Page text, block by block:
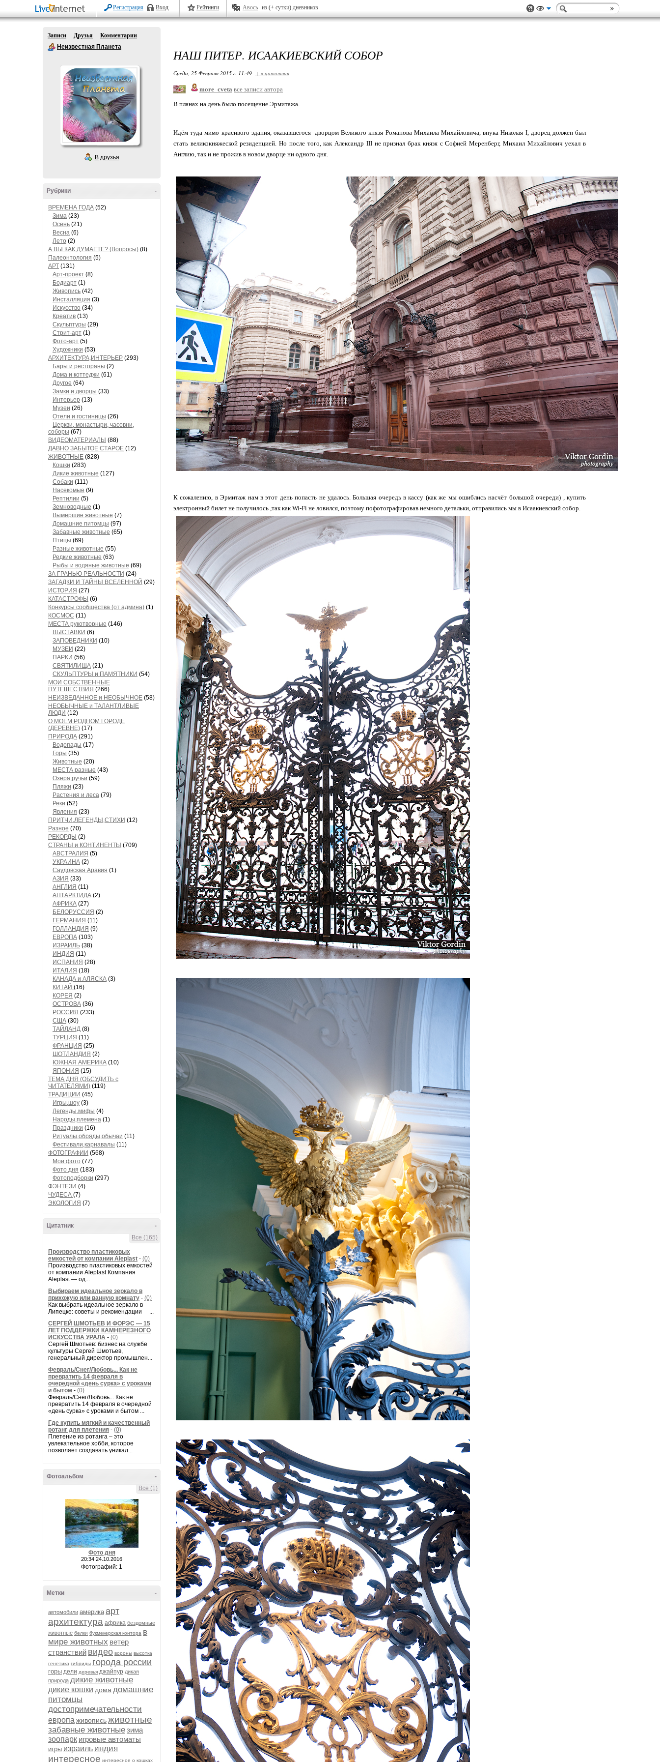
Регистрация Вход Рейтинги Авось из (+ сутки) дневников
Записи Друзья
Комментарии
Неизвестная Планета
В друзья
-
Рубрики
ВРЕМЕНА ГОДА (52)
Зима (23)
Осень (21)
Весна (6)
Лето (2)
А ВЫ КАК ДУМАЕТЕ? (Вопросы) (8)
Палеонтология (5)
АРТ (131)
Арт-проект (8)
Бодиарт (1)
Живопись (42)
Инсталляция (3)
Искусство (34)
Креатив (13)
Скульптуры (29)
Стрит-арт (1)
Фото-арт (5)
Художники (53)
АРХИТЕКТУРА,ИНТЕРЬЕР (293)
Бары и рестораны (2)
Дома и коттеджи (61)
Другое (64)
Замки и дворцы (33)
Интерьер (13)
Музеи (26)
Отели и гостиницы (26)
Церкви, монастыри, часовни,
соборы (67)
ВИДЕОМАТЕРИАЛЫ (88)
ДАВНО ЗАБЫТОЕ СТАРОЕ (12)
ЖИВОТНЫЕ (828)
Кошки (283)
Дикие животные (127)
Собаки (111)
Насекомые (9)
Рептилии (5)
Земноводные (1)
Вымершие животные (7)
Домашние питомцы (97)
Забавные животные (65)
Птицы (69)
Разные животные (55)
Редкие животные (63)
Рыбы и водяные животные (69)
ЗА ГРАНЬЮ РЕАЛЬНОСТИ (24)
ЗАГАДКИ И ТАЙНЫ ВСЕЛЕННОЙ (29)
ИСТОРИЯ (27)
КАТАСТРОФЫ (6)
Конкурсы сообщества (от админа) (1)
КОСМОС (11)
МЕСТА рукотворные (146)
ВЫСТАВКИ (6)
ЗАПОВЕДНИКИ (10)
МУЗЕИ (22)
ПАРКИ (56)
СВЯТИЛИЩА (21)
СКУЛЬПТУРЫ и ПАМЯТНИКИ (54)
МОИ СОБСТВЕННЫЕ
ПУТЕШЕСТВИЯ (266)
НЕИЗВЕДАННОЕ и НЕОБЫЧНОЕ (58)
НЕОБЫЧНЫЕ и ТАЛАНТЛИВЫЕ
ЛЮДИ (12)
О МОЕМ РОДНОМ ГОРОДЕ
(ДЕРЕВНЕ) (17)
ПРИРОДА (291)
Водопады (17)
Горы (35)
Животные (20)
МЕСТА разные (43)
Озера,ручьи (59)
Пляжи (23)
Растения и леса (79)
Реки (52)
Явления (23)
ПРИТЧИ,ЛЕГЕНДЫ,СТИХИ (12)
Разное (70)
РЕКОРДЫ (2)
СТРАНЫ и КОНТИНЕНТЫ (709)
АВСТРАЛИЯ (5)
УКРАИНА (2)
Саудовская Аравия (1)
АЗИЯ (33)
АНГЛИЯ (11)
АНТАРКТИДА (2)
АФРИКА (27)
БЕЛОРУССИЯ (2)
ГЕРМАНИЯ (11)
ГОЛЛАНДИЯ (9)
ЕВРОПА (103)
ИЗРАИЛЬ (38)
ИНДИЯ (11)
ИСПАНИЯ (28)
ИТАЛИЯ (18)
КАНАДА и АЛЯСКА (3)
КИТАЙ (16)
КОРЕЯ (2)
ОСТРОВА (36)
РОССИЯ (233)
США (30)
ТАЙЛАНД (8)
ТУРЦИЯ (11)
ФРАНЦИЯ (25)
ШОТЛАНДИЯ (2)
ЮЖНАЯ АМЕРИКА (10)
ЯПОНИЯ (15)
ТЕМА ДНЯ (ОБСУДИТЬ с
ЧИТАТЕЛЯМИ) (119)
ТРАДИЦИИ (45)
Игры,шоу (3)
Легенды,мифы (4)
Народы,племена (1)
Праздники (16)
Ритуалы,обряды,обычаи (11)
Фестивали,карнавалы (11)
ФОТОГРАФИИ (568)
Мои фото (77)
Фото дня (183)
Фотоподборки (297)
ФЭНТЕЗИ (4)
ЧУДЕСА (7)
ЭКОЛОГИЯ (7)
-
Цитатник
Все (165)
Производство пластиковых
емкостей от компании Aleplast - (0)
Производство пластиковых емкостей
от компании Aleplast Компания
Aleplast — од...
Выбираем идеальное зеркало в
прихожую или ванную комнату - (0)
Как выбрать идеальное зеркало в
Липецке: советы и рекомендации ...
СЕРГЕЙ ШМОТЬЕВ И ФОРЭС — 15
ЛЕТ ПОДДЕРЖКИ КАМНЕРЕЗНОГО
ИСКУССТВА УРАЛА - (0)
Сергей Шмотьев: бизнес на службе
культуры Сергей Шмотьев,
генеральный директор промышлен...
Февраль/Снег/Любовь... Как не
превратить 14 февраля в
очередной «день сурка» с уроками
и бытом - (0)
Февраль/Снег/Любовь... Как не
превратить 14 февраля в очередной
«день сурка» с уроками и бытом ...
Где купить мягкий и качественный
ротанг для плетения - (0)
Плетение из ротанга – это
увлекательное хобби, которое
позволяет создавать уникал...
-
Фотоальбом
Все (1)
Фото дня
20:34 24.10.2016
Фотографий: 1
-
Метки
автомобили америка арт
архитектура африка бездомные
животные белки букмекерская контора в
мире животных ветер
странствий видео вороны высотка
генетика гибриды города россии
горы дели деревья джайпур дикая
природа дикие животные
дикие кошки дома домашние
питомцы
достопримечательности
европа живописьживотные
забавные животныезима
зоопарк игровые автоматы
игры израиль индия
интересное интересное о кошках
НАШ ПИТЕР. ИСААКИЕВСКИЙ СОБОР
Среда, 25 Февраля 2015 г. 11:49 + в цитатник
more_cveta все записи автора
В планах на день было посещение Эрмитажа.
Идём туда мимо красивого здания, оказавшегося дворцом Великого князя Романова Михаила Михайловича, внука Николая I, дворец должен был
стать великокняжеской резиденцией. Но после того, как Александр III не признал брак князя с Софией Меренберг, Михаил Михайлович уехал в
Англию, так и не прожив в новом дворце ни одного дня.
К сожалению, в Эрмитаж нам в этот день попасть не удалось. Большая очередь в кассу (как же мы ошиблись насчёт большой очереди) , купить
электронный билет не получилось ,так как Wi-Fi не ловился, поэтому пофотографировав немного детальки, отправились мы в Исаакиевский собор.